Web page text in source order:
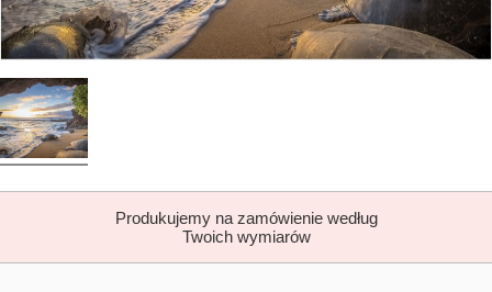
Produkujemy na zamówienie według
Twoich wymiarów